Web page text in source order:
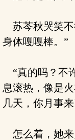
苏芩秋哭笑不
身体嘎嘎棒。”
“真的吗？不
息滚热，像是
几天，你月事
怎么着，她来